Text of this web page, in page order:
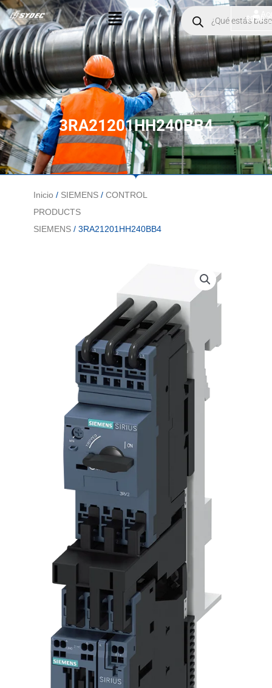
Ir
al
contenido
Menú
Products
search
$0.00
3RA21201HH240BB4
Inicio / SIEMENS/ CONTROL
PRODUCTS
SIEMENS/ 3RA21201HH240BB4